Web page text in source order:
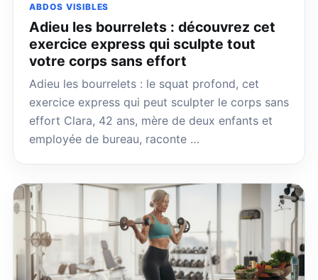
ABDOS VISIBLES
Adieu les bourrelets : découvrez cet
exercice express qui sculpte tout
votre corps sans effort
Adieu les bourrelets : le squat profond, cet
exercice express qui peut sculpter le corps sans
effort Clara, 42 ans, mère de deux enfants et
employée de bureau, raconte …